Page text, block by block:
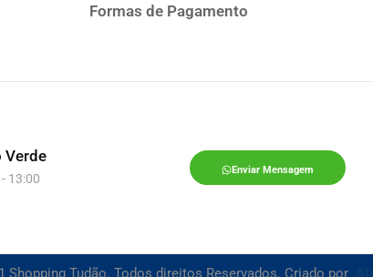
Formas de Pagamento
Verde
13:00
Enviar Mensagem
Shopping Tudão. Todos direitos Reservados. Criado por